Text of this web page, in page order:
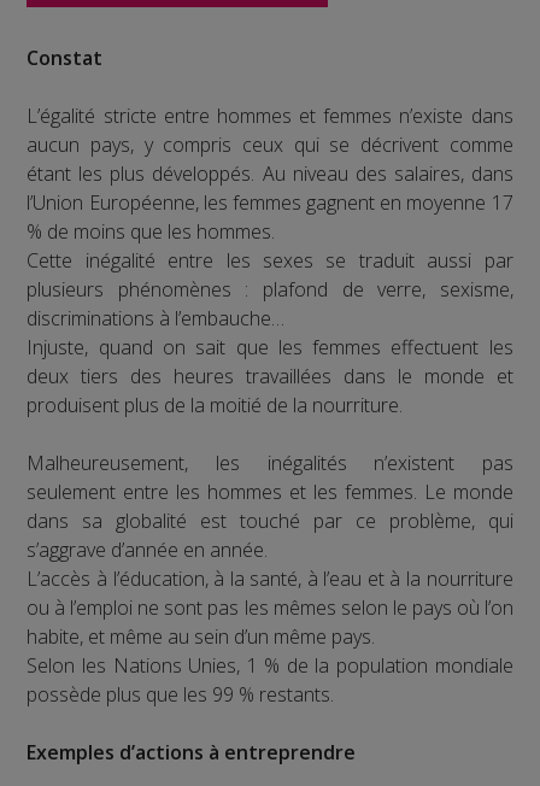
Constat
L’égalité stricte entre hommes et femmes n’existe dans
aucun pays, y compris ceux qui se décrivent comme
étant les plus développés. Au niveau des salaires, dans
l’Union Européenne, les femmes gagnent en moyenne 17
% de moins que les hommes.
Cette inégalité entre les sexes se traduit aussi par
plusieurs phénomènes : plafond de verre, sexisme,
discriminations à l’embauche…
Injuste, quand on sait que les femmes effectuent les
deux tiers des heures travaillées dans le monde et
produisent plus de la moitié de la nourriture.
Malheureusement, les inégalités n’existent pas
seulement entre les hommes et les femmes. Le monde
dans sa globalité est touché par ce problème, qui
s’aggrave d’année en année.
L’accès à l’éducation, à la santé, à l’eau et à la nourriture
ou à l’emploi ne sont pas les mêmes selon le pays où l’on
habite, et même au sein d’un même pays.
Selon les Nations Unies, 1 % de la population mondiale
possède plus que les 99 % restants.
Exemples d’actions à entreprendre